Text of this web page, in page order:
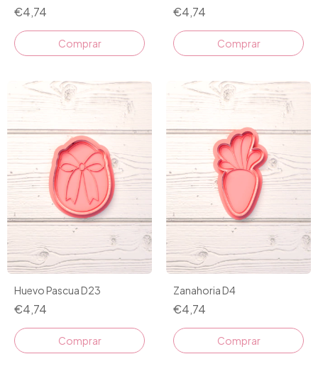
€4,74
Comprar
€4,74
Comprar
Huevo Pascua D23
€4,74
Comprar
Zanahoria D4
€4,74
Comprar